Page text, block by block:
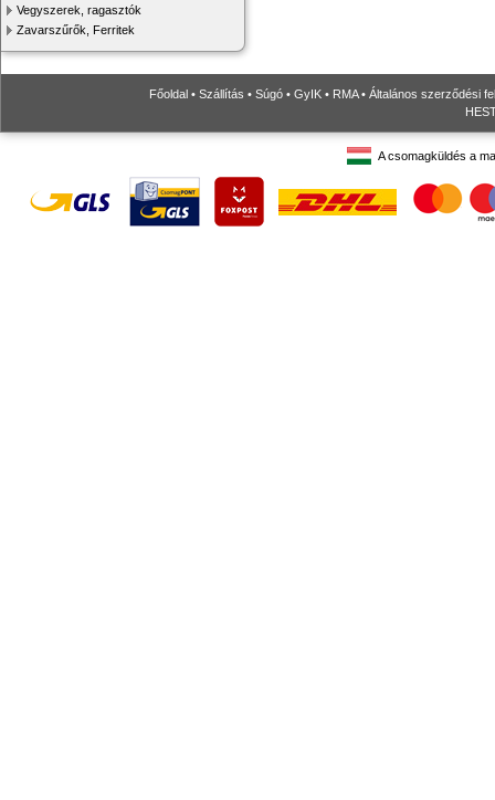
Vegyszerek, ragasztók
Zavarszűrők, Ferritek
Főoldal • Szállítás • Súgó • GyIK • RMA• Általános szerződési
A csomagküldés a